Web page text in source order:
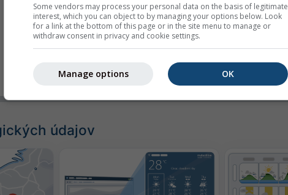
údajov
Some vendors may process your personal data on the basis of legitimate
interest, which you can object to by managing your options below. Look
for a link at the bottom of this page or in the site menu to manage or
withdraw consent in privacy and cookie settings.
OK
Manage options